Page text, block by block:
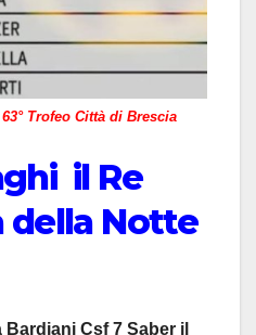
Trofeo Città di Brescia
il Re
della Notte
Bardiani Csf 7 Saber il